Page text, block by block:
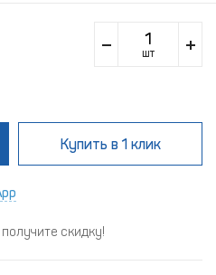
шт
Купить в 1 клик
скидку!